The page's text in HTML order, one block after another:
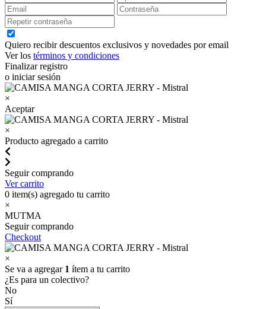
Quiero recibir descuentos exclusivos y novedades por email
Ver los términos y condiciones
Finalizar registro
o iniciar sesión
×
Aceptar
×
Producto agregado a carrito
Seguir comprando
Ver carrito
0 item(s) agregado tu carrito
×
MUTMA
Seguir comprando
Checkout
×
Se va a agregar 1 ítem a tu carrito
¿Es para un colectivo?
No
Sí